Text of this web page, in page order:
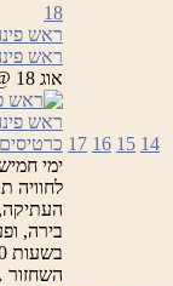
14
15
16
17
18
ראש
ראש
אוג 18 @ 16:00 – 23:00
כרטיסים
ימי
לחוויה
בירה,